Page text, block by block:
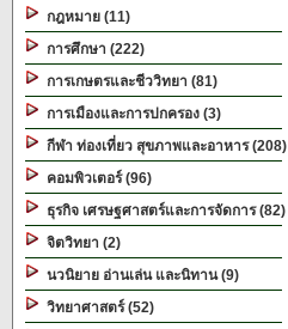
กฎหมาย (11)
การศึกษา (222)
การเกษตรและชีววิทยา (81)
การเมืองและการปกครอง (3)
กีฬา ท่องเที่ยว สุขภาพและอาหาร (208)
คอมพิวเตอร์ (96)
ธุรกิจ เศรษฐศาสตร์และการจัดการ (82)
จิตวิทยา (2)
นวนิยาย อ่านเล่น และนิทาน (9)
วิทยาศาสตร์ (52)